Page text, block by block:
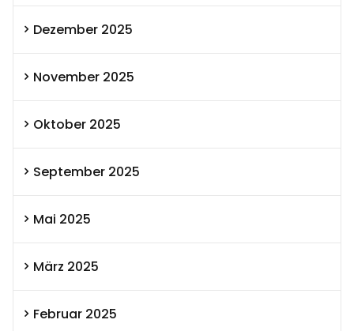
Dezember 2025
November 2025
Oktober 2025
September 2025
Mai 2025
März 2025
Februar 2025